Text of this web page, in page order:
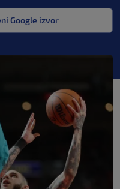
Google izvor